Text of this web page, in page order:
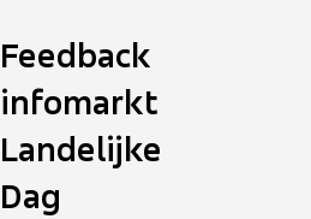
Feedback
infomarkt
Landelijke
Dag